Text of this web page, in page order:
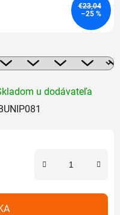
u dodávateľa
€23,04
–25 %